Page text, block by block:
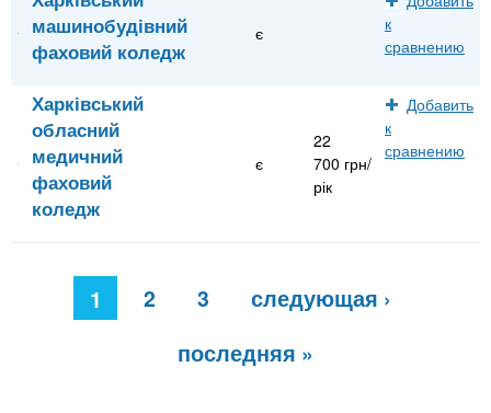
машинобудівний
фаховий коледж
є
к
сравнению
Харківський
обласний
медичний
фаховий
коледж
є
22
700 грн/
рік
Добавить
к
сравнению
1 2 3
следующая ›
последняя »